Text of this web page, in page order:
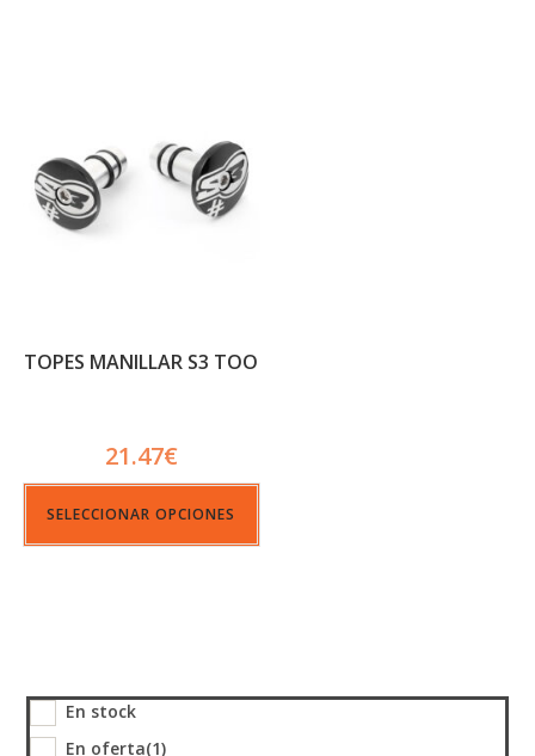
TOPES MANILLAR S3 TOO
21.47€
SELECCIONAR OPCIONES
En stock
En oferta(1)